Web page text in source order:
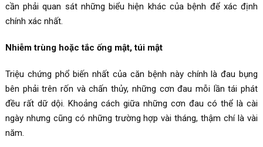
cần phải quan sát những biểu hiện khác của bệnh để xác định
chính xác nhất.
Nhiễm trùng hoặc tắc ống mật, túi mật
Triệu chứng phổ biến nhất của căn bệnh này chính là đau bụng
bên phải trên rốn và chấn thủy, những cơn đau mỗi lần tái phát
đều rất dữ dội. Khoảng cách giữa những cơn đau có thể là cài
ngày nhưng cũng có những trường hợp vài tháng, thậm chí là vài
năm.